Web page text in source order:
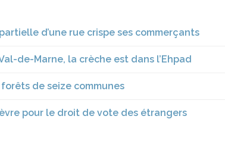
d’une rue crispe ses commerçants
de-Marne, la crèche est dans l’Ehpad
de seize communes
pour le droit de vote des étrangers